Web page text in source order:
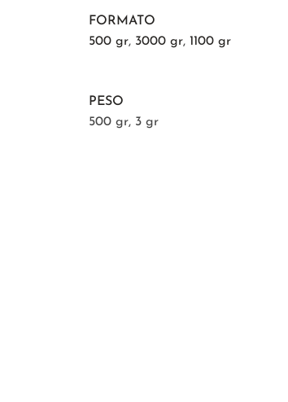
FORMATO
500 gr, 3000 gr, 1100 gr
PESO
500 gr, 3 gr